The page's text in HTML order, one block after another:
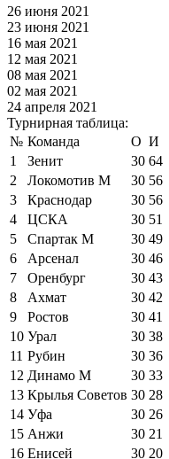
26 июня 2021
23 июня 2021
16 мая 2021
12 мая 2021
08 мая 2021
02 мая 2021
24 апреля 2021
Турнирная таблица:
№ Команда О И
1
Зенит 30 64
2
Локомотив М 30 56
3
Краснодар 30 56
4
ЦСКА 30 51
5
Спартак М 30 49
6
Арсенал 30 46
7
Оренбург 30 43
8
Ахмат 30 42
9
Ростов 30 41
10 Урал 30 38
11 Рубин 30 36
12 Динамо М 30 33
13 Крылья Советов 30 28
14 Уфа 30 26
15 Анжи 30 21
16 Енисей 30 20